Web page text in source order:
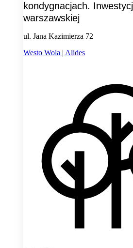
kondygnacjach.
warszawskiej
ul. Jana Kazimierza 72
Westo Wola | Alides